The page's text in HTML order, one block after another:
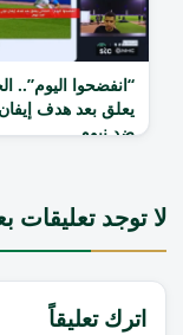
“انفضحوا اليوم”..
يعلق بعد هدف
ضد نيوم
لا توجد تعليقات
اترك تعليقاً